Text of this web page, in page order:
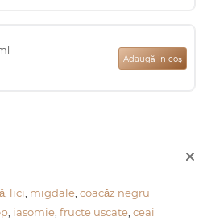
Adaugă in coş
lici migdale coacăz negru
iasomie fructe uscate ceai